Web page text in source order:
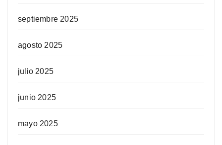
septiembre 2025
agosto 2025
julio 2025
junio 2025
mayo 2025